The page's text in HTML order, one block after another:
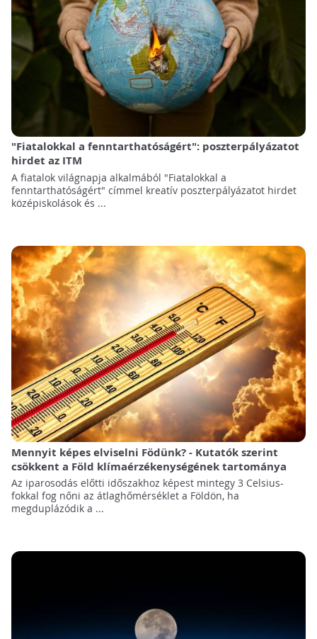
"Fiatalokkal a fenntarthatóságért": poszterpályázatot
hirdet az ITM
A fiatalok világnapja alkalmából "Fiatalokkal a
fenntarthatóságért" címmel kreatív poszterpályázatot hirdet
középiskolások és ...
Mennyit képes elviselni Födünk? - Kutatók szerint
csökkent a Föld klímaérzékenységének tartománya
Az iparosodás előtti időszakhoz képest mintegy 3 Celsius-
fokkal fog nőni az átlaghőmérséklet a Földön, ha
megduplázódik a ...